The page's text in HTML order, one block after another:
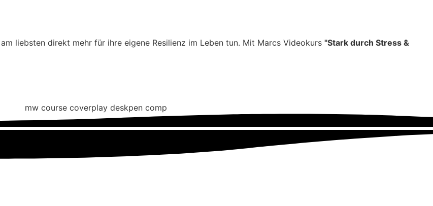
liebsten direkt mehr für ihre eigene Resilienz im Leben tun. Mit Marcs Videokurs "Stark durch Stress &